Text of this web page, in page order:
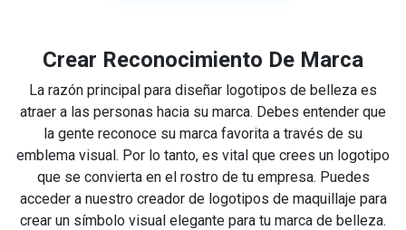
Crear Reconocimiento De Marca
La razón principal para diseñar logotipos de belleza es
atraer a las personas hacia su marca. Debes entender que
la gente reconoce su marca favorita a través de su
emblema visual. Por lo tanto, es vital que crees un logotipo
que se convierta en el rostro de tu empresa. Puedes
acceder a nuestro creador de logotipos de maquillaje para
crear un símbolo visual elegante para tu marca de belleza.